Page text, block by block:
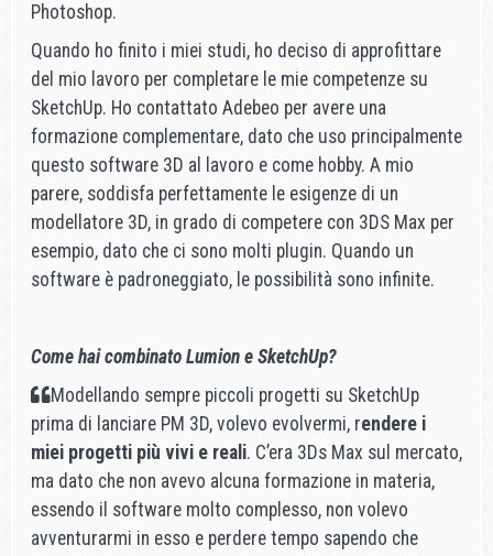
Photoshop.
Quando ho finito i miei studi, ho deciso di approfittare
del mio lavoro per completare le mie competenze su
SketchUp. Ho contattato Adebeo per avere una
formazione complementare, dato che uso principalmente
questo software 3D al lavoro e come hobby. A mio
parere, soddisfa perfettamente le esigenze di un
modellatore 3D, in grado di competere con 3DS Max per
esempio, dato che ci sono molti plugin. Quando un
software è padroneggiato, le possibilità sono infinite.
Come hai combinato Lumion e SketchUp?
Modellando sempre piccoli progetti su SketchUp
prima di lanciare PM 3D, volevo evolvermi, rendere i
miei progetti più vivi e reali. C’era 3Ds Max sul mercato,
ma dato che non avevo alcuna formazione in materia,
essendo il software molto complesso, non volevo
avventurarmi in esso e perdere tempo sapendo che